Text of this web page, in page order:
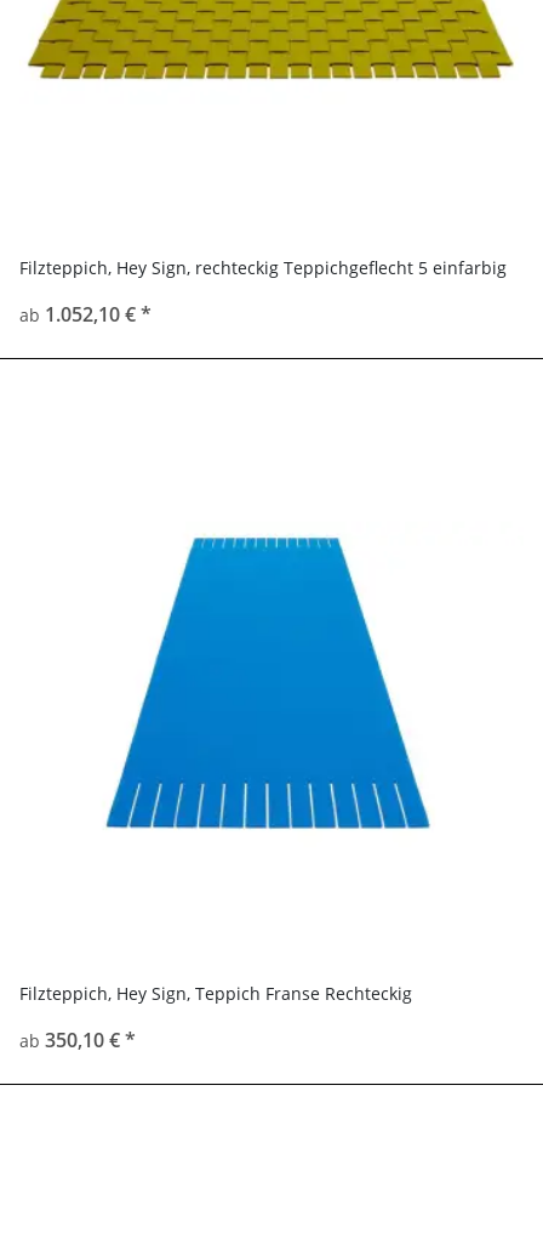
Filzteppich, Hey Sign, rechteckig Teppichgeflecht 5 einfarbig
ab 1.052,10 €*
Filzteppich, Hey Sign, Teppich Franse Rechteckig
ab 350,10 €*